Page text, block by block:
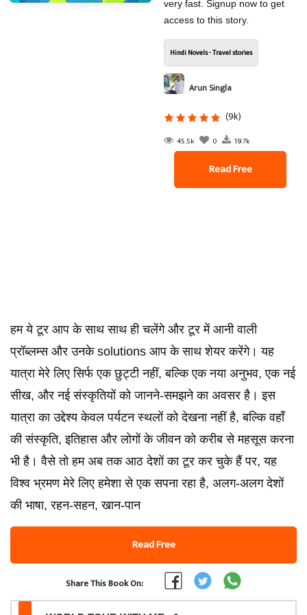
very fast. Signup now to get
access to this story.
Hindi Novels - Travel stories
Arun Singla
(9k)
45.5k 0 19.7k
Read Free
हम ये टूर आप के साथ साथ ही चलेंगे और टूर में आनी वाली
प्रॉब्लम्स और उनके solutions आप के साथ शेयर करेंगे। यह
यात्रा मेरे लिए सिर्फ एक छुट्टी नहीं, बल्कि एक नया अनुभव, एक नई
सीख, और नई संस्कृतियों को जानने-समझने का अवसर है। इस
यात्रा का उद्देश्य केवल पर्यटन स्थलों को देखना नहीं है, बल्कि वहाँ
की संस्कृति, इतिहास और लोगों के जीवन को करीब से महसूस करना
भी है। वैसे तो हम अब तक आठ देशों का टूर कर चुके हैं पर, यह
विश्व भ्रमण मेरे लिए हमेशा से एक सपना रहा है, अलग-अलग देशों
की भाषा, रहन-सहन, खान-पान
Read Free
Share This Book On: